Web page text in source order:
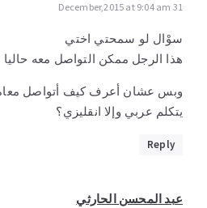
31 December,2015 at 9:04 am
سوْال لو سمحتي اختي
هذا الرجل ممكن التواصل معه حاليا
وبس عشان أعرف كيف أتواصل
يتكلم عربي وإلا انقليزي؟
Reply
عبد المحسن الحارثي